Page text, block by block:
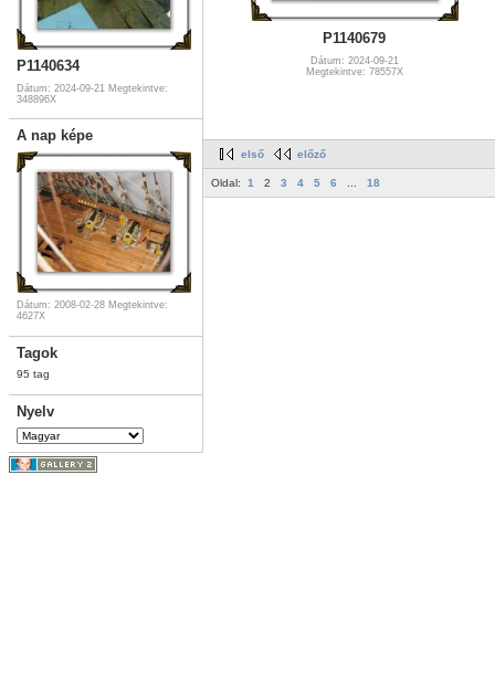
P1140634
Dátum: 2024-09-21 Megtekintve:
348896X
A nap képe
Dátum: 2008-02-28 Megtekintve:
4627X
Tagok
95 tag
Nyelv
P1140679
Dátum: 2024-09-21
Megtekintve: 78557X
első előző
Oldal: 1 2 3 4 5 6 18